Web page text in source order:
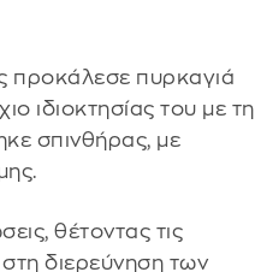
προκάλεσε πυρκαγιά
ιδιοκτησίας του με τη
σπινθήρας, με
θέτοντας τις
διερεύνηση των